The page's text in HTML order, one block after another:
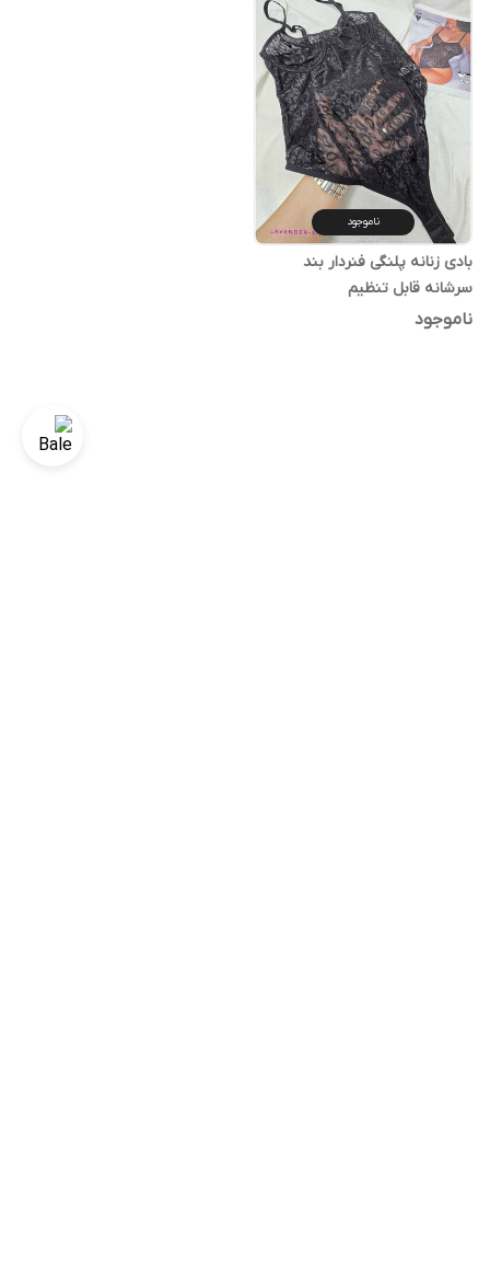
ناموجود
بادی زنانه پلنگی فنردار بند
سرشانه قابل تنظیم
ناموجود